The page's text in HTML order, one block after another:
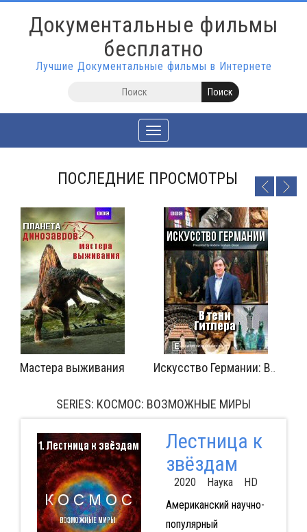
Документальные фильмы
бесплатно
Лучшие Документальные фильмы в Интернете
Toggle
navigation
ПОСЛЕДНИЕ ПРОСМОТРЫ
Искусство Германии: В тени Гитлера Край вечности Человек
SERIES: КОСМОС: ВОЗМОЖНЫЕ МИРЫ
Лестница к
звёздам
2020 Наука HD
Американский научно-
популярный